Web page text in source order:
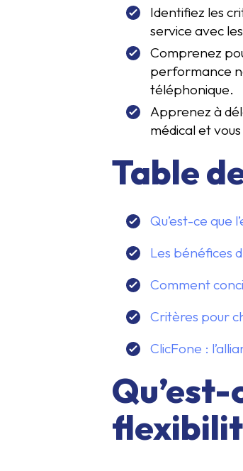
Identifiez les
service avec
Comprenez
performance
téléphonique.
Apprenez à
médical et
Table
Qu’est-ce que
Les bénéfices
Comment
Critères pour
ClicFone :